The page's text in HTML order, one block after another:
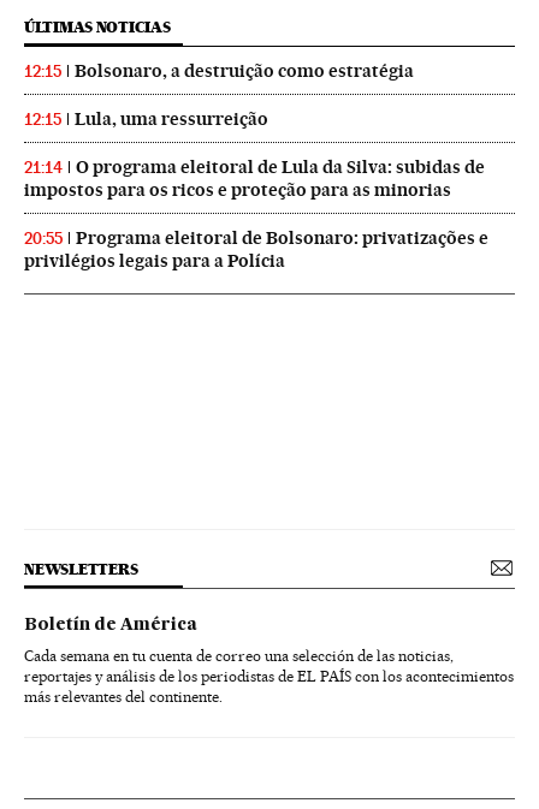
ÚLTIMAS NOTICIAS
12:15 Bolsonaro, a destruição como estratégia
12:15 Lula, uma ressurreição
21:14
O programa eleitoral de Lula da Silva: subidas de
impostos para os ricos e proteção para as minorias
20:55
Programa eleitoral de Bolsonaro: privatizações e
privilégios legais para a Polícia
NEWSLETTERS
Boletín de América
Cada semana en tu cuenta de correo una selección de las noticias,
reportajes y análisis de los periodistas de EL PAÍS con los acontecimientos
más relevantes del continente.